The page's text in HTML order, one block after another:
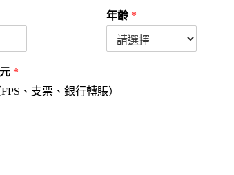
年齡 *
*
、支票、銀行轉賬）